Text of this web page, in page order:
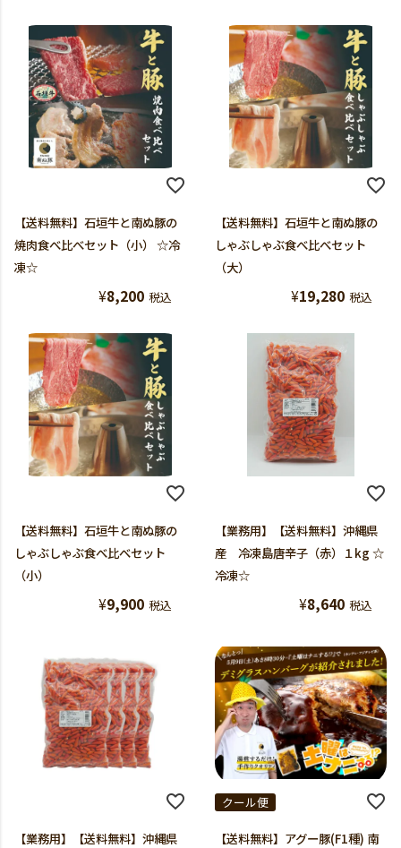
【送料無料】石垣牛と南ぬ豚の
焼肉食べ比べセット（小） ☆冷
凍☆
¥8,200 税込
【送料無料】石垣牛と南ぬ豚の
しゃぶしゃぶ食べ比べセット
（大）
¥19,280 税込
【送料無料】石垣牛と南ぬ豚の
しゃぶしゃぶ食べ比べセット
（小）
¥9,900 税込
【業務用】【送料無料】沖縄県
産 冷凍島唐辛子（赤）１kg ☆
冷凍☆
¥8,640 税込
【業務用】【送料無料】沖縄県
クール便
【送料無料】アグー豚(F1種) 南